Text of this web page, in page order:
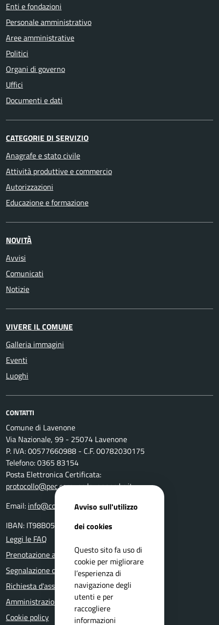
Enti e fondazioni
Personale amministrativo
Aree amministrative
Politici
Organi di governo
Uffici
Documenti e dati
CATEGORIE DI SERVIZIO
Anagrafe e stato civile
Attività produttive e commercio
Autorizzazioni
Educazione e formazione
NOVITÀ
Avvisi
Comunicati
Notizie
VIVERE IL COMUNE
Galleria immagini
Eventi
Luoghi
CONTATTI
Comune di Lavenone
Via Nazionale, 99 - 25074 Lavenone
P. IVA: 00577660988 - C.F. 00782030175
Telefono: 0365 83154
Posta Elettronica Certificata:
protocollo@pec.comune.lavenone.bs.it
Email: info@comune.lavenone.bs.it
IBAN: IT98B0511655390000000033000
Leggi le FAQ
Prenotazione appuntamento
Segnalazione disservizio
Richiesta d'assistenza
Amministrazione trasparente
Cookie policy
Avviso sull'utilizzo
dei cookies
Questo sito fa uso di
cookie per migliorare
l’esperienza di
navigazione degli
utenti e per
raccogliere
informazioni